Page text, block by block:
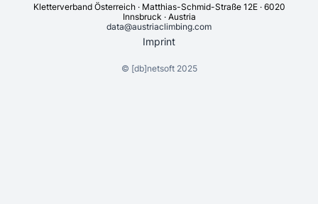
Kletterverband Österreich · Matthias-Schmid-Straße 12E · 6020
Innsbruck · Austria
data@austriaclimbing.com
Imprint
© [db]netsoft2025